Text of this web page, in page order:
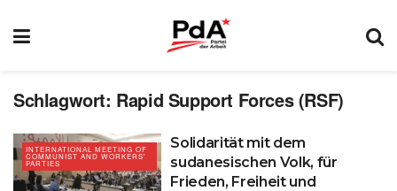
Schlagwort: Rapid Support Forces (RSF)
INTERNATIONAL MEETING OF
COMMUNIST AND WORKERS'
PARTIES
Solidarität mit dem
sudanesischen Volk, für
Frieden, Freiheit und